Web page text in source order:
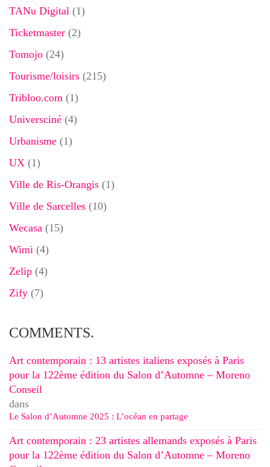
TANu Digital (1)
Ticketmaster (2)
Tomojo (24)
Tourisme/loisirs (215)
Tribloo.com (1)
Universciné (4)
Urbanisme (1)
UX (1)
Ville de Ris-Orangis (1)
Ville de Sarcelles (10)
Wecasa (15)
Wimi (4)
Zelip (4)
Zify (7)
COMMENTS.
Art contemporain : 13 artistes italiens exposés à Paris
pour la 122ème édition du Salon d’Automne – Moreno
Conseil
dans
Le Salon d’Automne 2025 : L’océan en partage
Art contemporain : 23 artistes allemands exposés à Paris
pour la 122ème édition du Salon d’Automne – Moreno